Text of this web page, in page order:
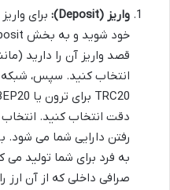
واریز (Deposit):
برای
دقت انتخاب کنید.
رفتن دارایی شما می
به فرد برای شما تولید می
صرافی داخلی که از آن ارز